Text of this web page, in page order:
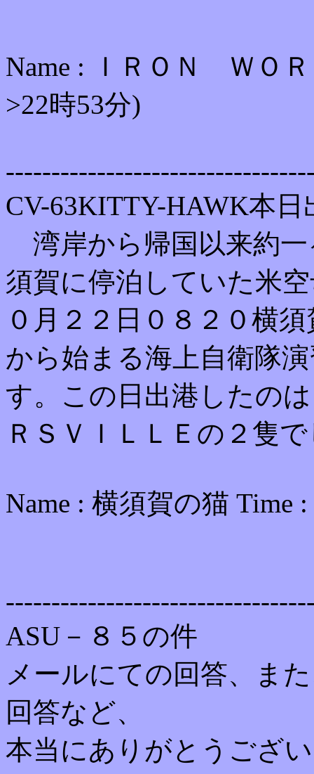
Name : ＩＲＯＮ ＷＯＲ
>22時53分)
CV-63KITTY-HAWK本日
湾岸から帰国以来約
須賀に停泊していた米
０月２２日０８２０横
から始まる海上自衛隊
す。この日出港したの
ＲＳＶＩＬＬＥの２隻
Name : 横須賀の猫 Time
ASU－８５の件
メールにての回答、ま
回答など、
本当にありがとうござ